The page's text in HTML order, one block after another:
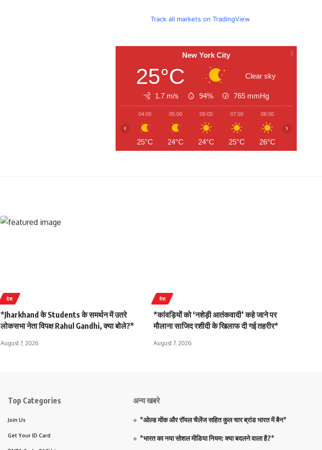
Track all markets on TradingView
New York City
25°C Clear sky
1.7 m/s 94% 765 mmHg
04:00
25°C
05:00
24°C
06:00
24°C
07:00
25°C
08:00
26°C
‹ ›
देश
*Jharkhand के Students के समर्थन में उतरे
लोकसभा नेता विपक्ष Rahul Gandhi, क्या बोले?*
August 7, 2026
देश
*कांवड़ियों को ‘नशेड़ी आतंकवादी’ कहे जाने पर
मौलाना साजिद रशीदी के खिलाफ दी गई तहरीर*
August 7, 2026
Top Categories
Join Us
Get Your ID Card
अन्य खबरे
*ओल्ड मोंक और रॉयल चैलेंज सहित कुल चार ब्रांड भारत में बैन*
*भारत का नया सोशल मीडिया नियम: क्या बदलने वाला है?*